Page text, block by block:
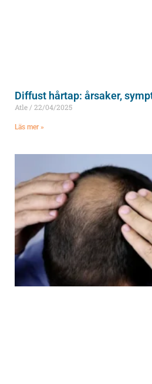
Diffust hårtap: årsaker,
Atle 22/04/2025
Läs mer »